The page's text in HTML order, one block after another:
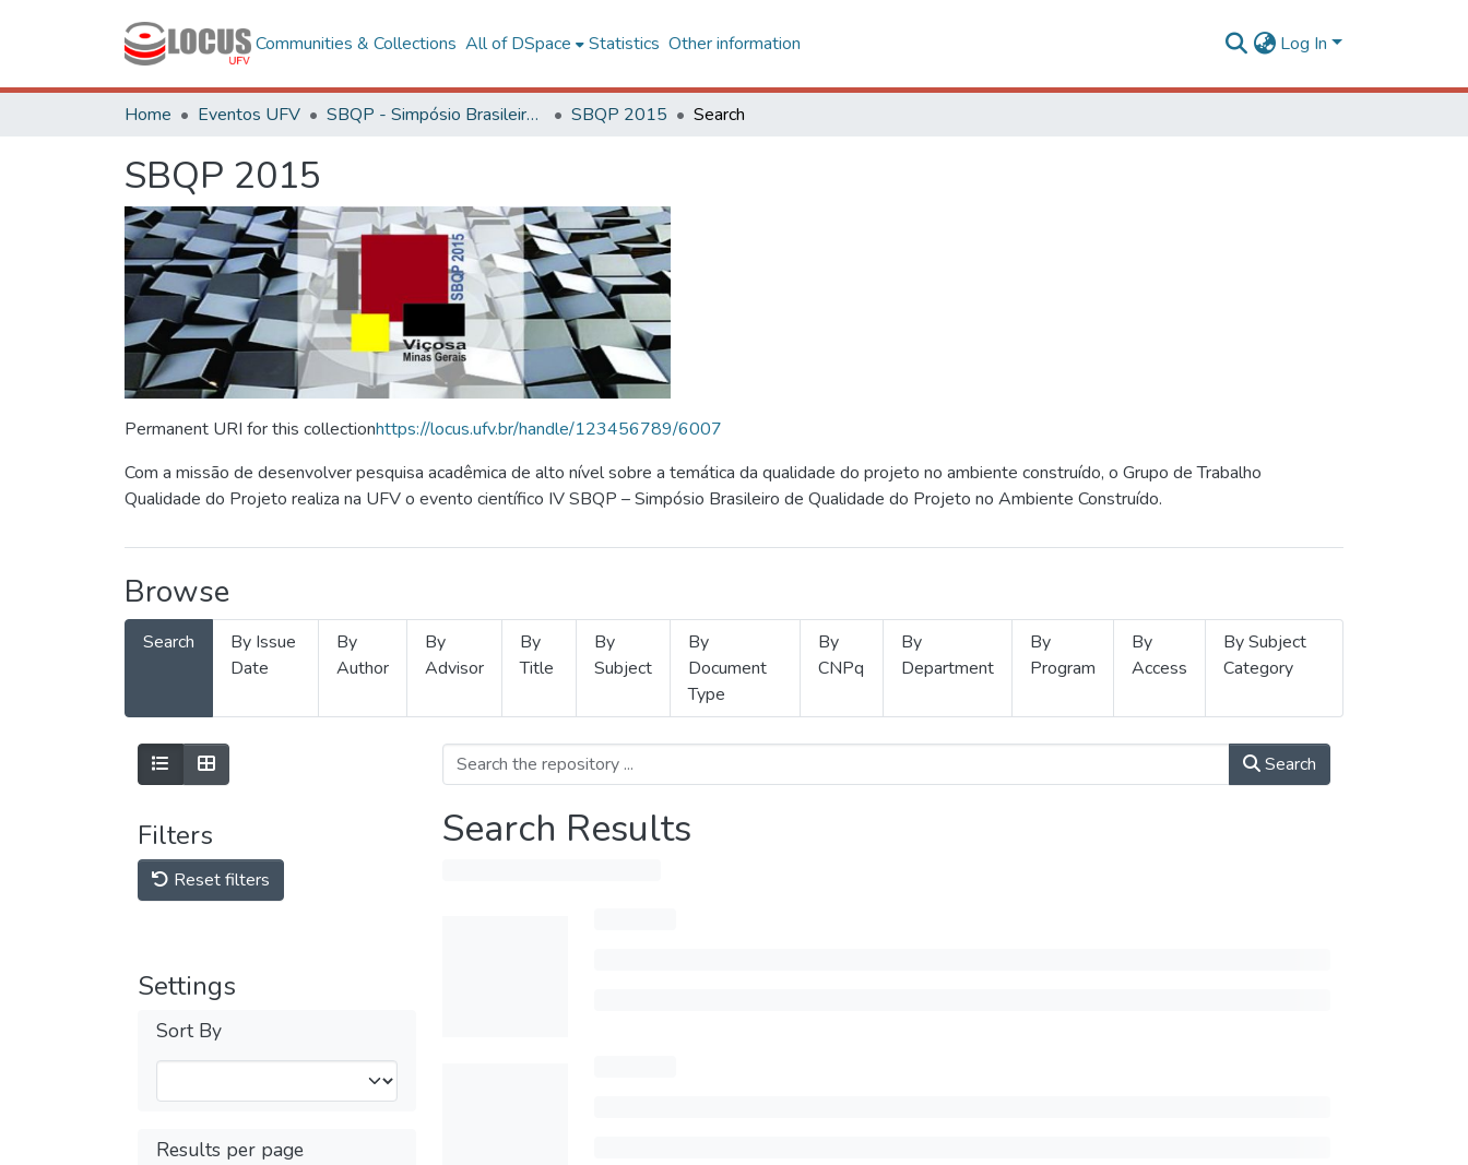
Communities & Collections All of DSpace Statistics Other information Log In
Home Eventos UFV SBQP - Simpósio Brasileiro de Qualidade do Projeto no Ambiente Construído SBQP 2015 Search
SBQP 2015
Permanent URI for this collectionhttps://locus.ufv.br/handle/123456789/6007
Com a missão de desenvolver pesquisa acadêmica de alto nível sobre a temática da qualidade do projeto no ambiente construído, o Grupo de Trabalho
Qualidade do Projeto realiza na UFV o evento científico IV SBQP – Simpósio Brasileiro de Qualidade do Projeto no Ambiente Construído.
Browse
Search
By Issue
Date
By
Author
By
Advisor
By
Title
By
Subject
By
Document
Type
By
CNPq
By
Department
By
Program
By
Access
By Subject
Category
Filters
Reset filters
Settings
Sort By
Results per page
Search
Search Results